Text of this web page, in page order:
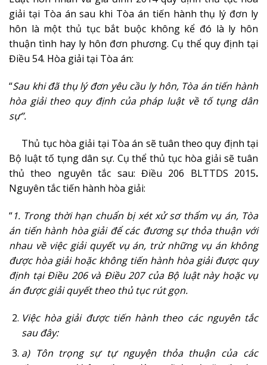
giải tại Tòa án sau khi Tòa án tiến hành thụ lý đơn ly
hôn là một thủ tục bắt buộc không kể đó là ly hôn
thuận tình hay ly hôn đơn phương. Cụ thể quy định tại
Điều 54. Hòa giải tại Tòa án:
“Sau khi đã thụ lý đơn yêu cầu ly hôn, Tòa án tiến hành
hòa giải theo quy định của pháp luật về tố tụng dân
sự”.
Thủ tục hòa giải tại Tòa án sẽ tuân theo quy định tại
Bộ luật tố tụng dân sự. Cụ thể thủ tục hòa giải sẽ tuân
thủ theo nguyên tắc sau: Điều 206 BLTTDS 2015.
Nguyên tắc tiến hành hòa giải:
“1. Trong thời hạn chuẩn bị xét xử sơ thẩm vụ án, Tòa
án tiến hành hòa giải để các đương sự thỏa thuận với
nhau về việc giải quyết vụ án, trừ những vụ án không
được hòa giải hoặc không tiến hành hòa giải được quy
định tại Điều 206 và Điều 207 của Bộ luật này hoặc vụ
án được giải quyết theo thủ tục rút gọn.
Việc hòa giải được tiến hành theo các nguyên tắc
sau đây:
a) Tôn trọng sự tự nguyện thỏa thuận của các